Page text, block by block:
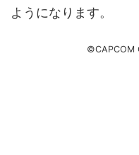
ようになります。
©CAPCOM